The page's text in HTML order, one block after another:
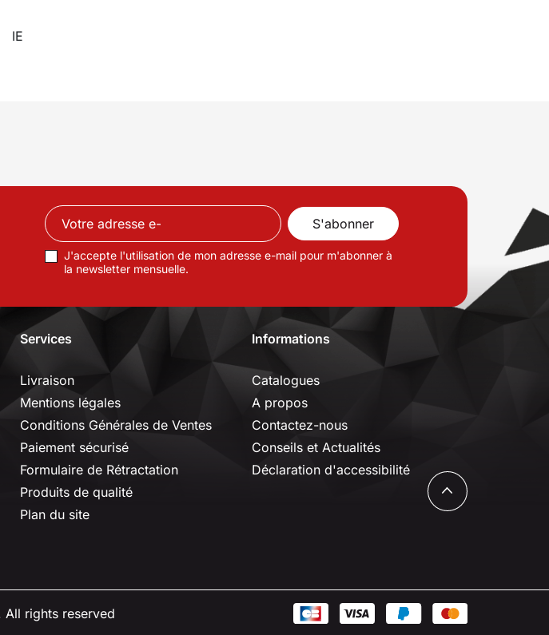
IE
J'accepte l'utilisation de mon adresse e-mail pour m'abonner à
la newsletter mensuelle.
Services
Livraison
Mentions légales
Conditions Générales de Ventes
Paiement sécurisé
Formulaire de Rétractation
Produits de qualité
Plan du site
Informations
Catalogues
A propos
Contactez-nous
Conseils et Actualités
Déclaration d'accessibilité
rights reserved